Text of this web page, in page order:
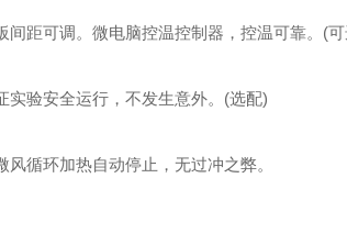
调。微电脑控温控制器，控温可靠
安全运行，不发生意外。(选配)
环加热自动停止，无过冲之弊。